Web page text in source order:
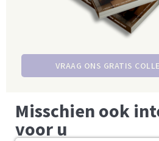
VRAAG ONS GRATIS
Misschien ook
voor u